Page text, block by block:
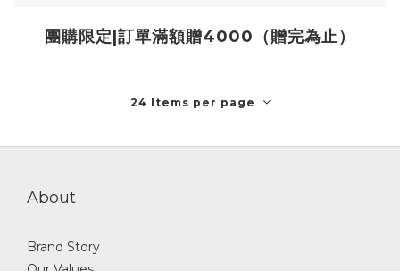
團購限定|訂單滿額贈4000（贈完為止）
24 Items per page
About
Brand Story